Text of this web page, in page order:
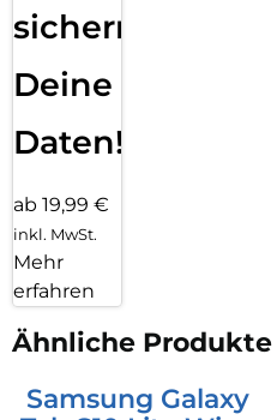
sichern
Deine
Daten!
ab 19,99 €
inkl. MwSt.
Mehr
erfahren
Ähnliche Produkte
Samsung Galaxy